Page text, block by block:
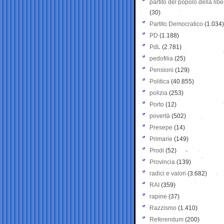
partito del popolo della
(30)
Partito Democratico (1.034)
PD (1.188)
PdL (2.781)
pedofilia (25)
Pensioni (129)
Politica (40.855)
polizia (253)
Porto (12)
povertà (502)
Presepe (14)
Primarie (149)
Prodi (52)
Provincia (139)
radici e valori (3.682)
RAI (359)
rapine (37)
Razzismo (1.410)
Referendum (200)